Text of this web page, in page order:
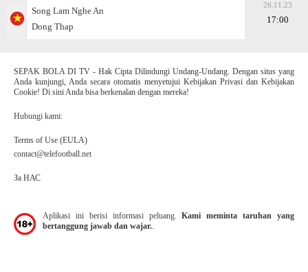
Song Lam Nghe An
Dong Thap
26.11.23
17:00
SEPAK BOLA DI TV - Hak Cipta Dilindungi Undang-Undang. Dengan situs yang
Anda kunjungi, Anda secara otomatis menyetujui Kebijakan Privasi dan Kebijakan
Cookie! Di sini Anda bisa berkenalan dengan mereka!
Hubungi kami:
Terms of Use (EULA)
contact@telefootball.net
За НАС
Aplikasi ini berisi informasi peluang.Kami meminta taruhan yang
bertanggung jawab dan wajar.